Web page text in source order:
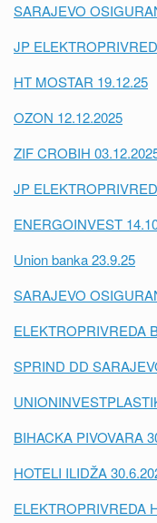
SARAJEVO
JP
HT MOSTAR 19.12.25
OZON 12.12.2025
ZIF CROBIH
JP
ENERGOINVEST
Union banka 23.9.25
SARAJEVO
ELEKTROPRIVREDA
SPRIND DD
BIHACKA PIVOVARA
HOTELI ILIDŽA
ELEKTROPRIVREDA